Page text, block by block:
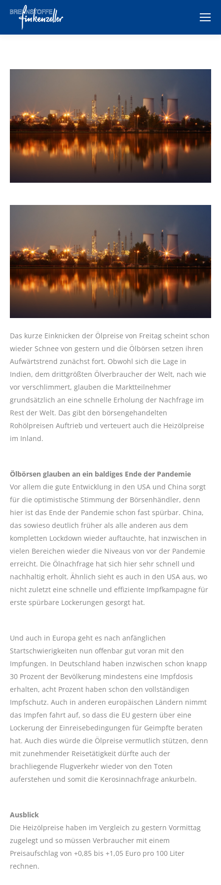
Das kurze Einknicken der Ölpreise von Freitag scheint schon
wieder Schnee von gestern und die Ölbörsen setzen ihren
Aufwärtstrend zunächst fort. Obwohl sich die Lage in
Indien, dem drittgrößten Ölverbraucher der Welt, nach wie
vor verschlimmert, glauben die Marktteilnehmer
grundsätzlich an eine schnelle Erholung der Nachfrage im
Rest der Welt. Das gibt den börsengehandelten
Rohölpreisen Auftrieb und verteuert auch die Heizölpreise
im Inland.
Ölbörsen glauben an ein baldiges Ende der Pandemie
Vor allem die gute Entwicklung in den USA und China sorgt
für die optimistische Stimmung der Börsenhändler, denn
hier ist das Ende der Pandemie schon fast spürbar. China,
das sowieso deutlich früher als alle anderen aus dem
kompletten Lockdown wieder auftauchte, hat inzwischen in
vielen Bereichen wieder die Niveaus von vor der Pandemie
erreicht. Die Ölnachfrage hat sich hier sehr schnell und
nachhaltig erholt. Ähnlich sieht es auch in den USA aus, wo
nicht zuletzt eine schnelle und effiziente Impfkampagne für
erste spürbare Lockerungen gesorgt hat.
Und auch in Europa geht es nach anfänglichen
Startschwierigkeiten nun offenbar gut voran mit den
Impfungen. In Deutschland haben inzwischen schon knapp
30 Prozent der Bevölkerung mindestens eine Impfdosis
erhalten, acht Prozent haben schon den vollständigen
Impfschutz. Auch in anderen europäischen Ländern nimmt
das Impfen fahrt auf, so dass die EU gestern über eine
Lockerung der Einreisebedingungen für Geimpfte beraten
hat. Auch dies würde die Ölpreise vermutlich stützen, denn
mit zunehmender Reisetätigkeit dürfte auch der
brachliegende Flugverkehr wieder von den Toten
auferstehen und somit die Kerosinnachfrage ankurbeln.
Ausblick
Die Heizölpreise haben im Vergleich zu gestern Vormittag
zugelegt und so müssen Verbraucher mit einem
Preisaufschlag von +0,85 bis +1,05 Euro pro 100 Liter
rechnen.